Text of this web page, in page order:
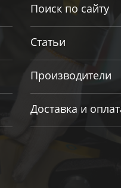
Поиск по сайту
Статьи
Производители
Доставка и